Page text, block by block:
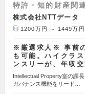
特許・知的財産関
株式会社NTTデータ
1200万円 ～ 1449万円
※厳選求人※ 事前
も可能。ハイクラ
ンスリーが、年収
Intellectual Property室の課
ガバナンス機能をリード…